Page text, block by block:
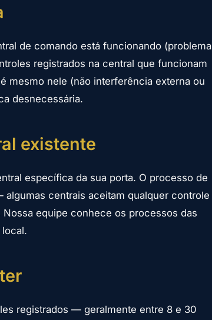
de comando está funcionando (problema
registrados na central que funcionam
mesmo nele (não interferência externa ou
desnecessária.
existente
específica da sua porta. O processo de
centrais aceitam qualquer controle
equipe conhece os processos das
registrados — geralmente entre 8 e 30